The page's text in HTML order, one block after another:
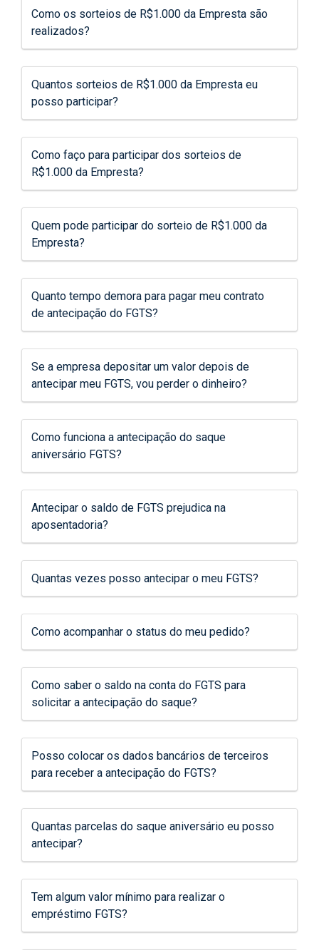
Como os sorteios de R$1.000 da Empresta são
realizados?
Quantos sorteios de R$1.000 da Empresta eu
posso participar?
Como faço para participar dos sorteios de
R$1.000 da Empresta?
Quem pode participar do sorteio de R$1.000 da
Empresta?
Quanto tempo demora para pagar meu contrato
de antecipação do FGTS?
Se a empresa depositar um valor depois de
antecipar meu FGTS, vou perder o dinheiro?
Como funciona a antecipação do saque
aniversário FGTS?
Antecipar o saldo de FGTS prejudica na
aposentadoria?
Quantas vezes posso antecipar o meu FGTS?
Como acompanhar o status do meu pedido?
Como saber o saldo na conta do FGTS para
solicitar a antecipação do saque?
Posso colocar os dados bancários de terceiros
para receber a antecipação do FGTS?
Quantas parcelas do saque aniversário eu posso
antecipar?
Tem algum valor mínimo para realizar o
empréstimo FGTS?